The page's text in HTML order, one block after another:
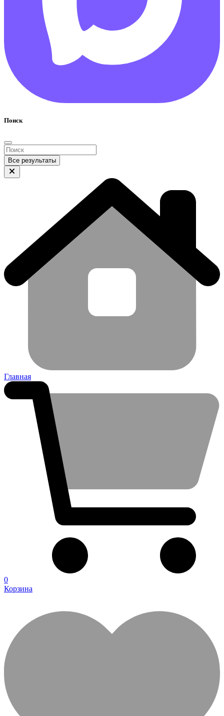
Поиск
Все результаты
Главная
0
Корзина